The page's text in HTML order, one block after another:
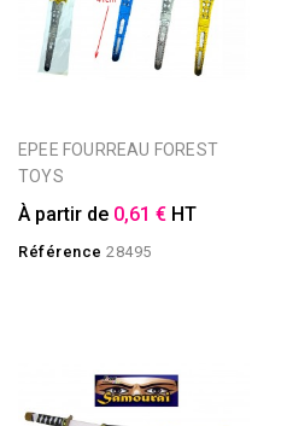
EPEE FOURREAU FOREST
TOYS
À partir de 0,61 € HT
Référence 28495